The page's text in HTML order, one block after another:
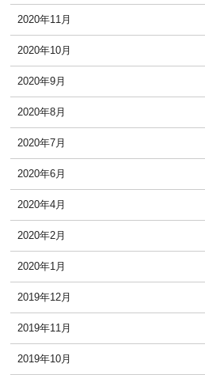
2020年11月
2020年10月
2020年9月
2020年8月
2020年7月
2020年6月
2020年4月
2020年2月
2020年1月
2019年12月
2019年11月
2019年10月